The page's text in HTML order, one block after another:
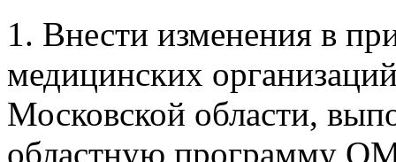
1. Внести изменения в
медицинских
Московской области,
областную программу